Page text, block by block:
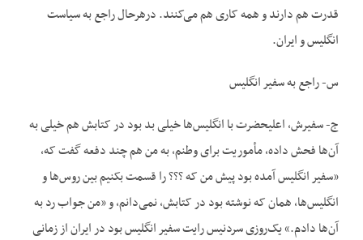
قدرت هم دارند و همه کاری هم می‌کنند. درهرحال راجع به سیاست
انگلیس و ایران.
س- راجع به سفیر انگلیس
ج- سفیرش، اعلیحضرت با انگلیس‌ها خیلی بد بود در کتابش هم خیلی به
آن‌ها فحش داده، مأموریت برای وطنم، به من هم چند دفعه گفت که،
«سفیر انگلیس آمده بود پیش من که ؟؟؟ را قسمت بکنیم بین روس‌ها و
انگلیس‌ها، همان که نوشته بود در کتابش، نمی‌دانم، و «من جواب رد به
آن‌ها دادم.» یک‌روزی سردنیس رایت سفیر انگلیس بود در ایران از زمانی